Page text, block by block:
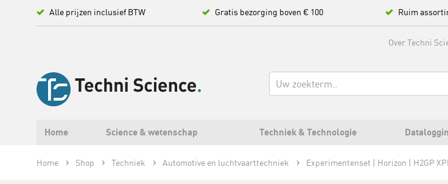
Alle prijzen inclusief BTW Gratis bezorging boven € 100 Ruim
Over Techni
Home Science & wetenschap Techniek & Technologie
Home Shop Techniek Automotive en luchtvaarttechniek Experimentenset | Horizon | H2GP